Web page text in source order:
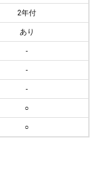
2年付
あり
-
-
-
○
○